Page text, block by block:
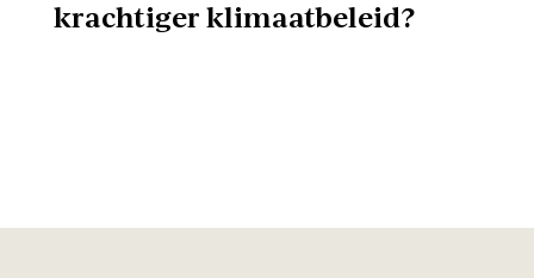
krachtiger klimaatbeleid?